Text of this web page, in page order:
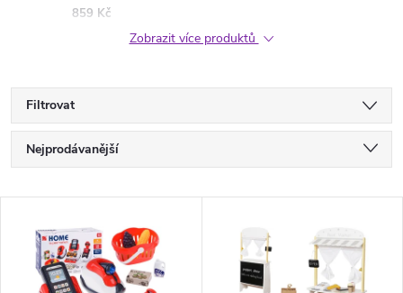
859 Kč
Zobrazit více produktů
Filtrovat
Ř
a
Nejprodávanější
Abecedně